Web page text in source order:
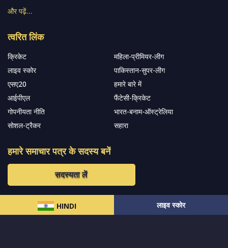
HINDI लाइव स्कोर
और पढ़ें…
त्वरित लिंक
क्रिकेट
महिला-प्रीमियर-लीग
लाइव स्कोर
पाकिस्तान-सुपर-लीग
एसए20
हमारे बारे में
आईपीएल
फैंटेसी-क्रिकेट
गोपनीयता नीति
भारत-बनाम-ऑस्ट्रेलिया
सोशल-ट्रैकर
सहारा
हमारे समाचार पत्र के सदस्य बनें
सदस्यता लें
हमारा अनुसरण करें और नवीनतम अपडेट प्राप्त करेंs